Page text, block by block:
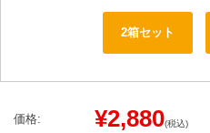
2箱セット
価格: ¥2,880(税込)